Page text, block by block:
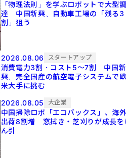
「物理法則」を学ぶロボットで大型
達 中国新興、自動車工場の「残る3
割」狙う
2026.08.06 スタートアップ
消費電力3割・コスト5〜7割 中国新
興、完全国産の航空電子システムで
米大手に挑む
2026.08.05
大企業
中国掃除ロボ「エコバックス」、海
出荷8割増 窓拭き・芝刈りが成長を
ん引